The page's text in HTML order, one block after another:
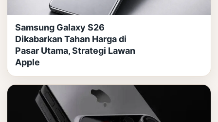
Samsung Galaxy S26
Dikabarkan Tahan Harga di
Pasar Utama, Strategi Lawan
Apple